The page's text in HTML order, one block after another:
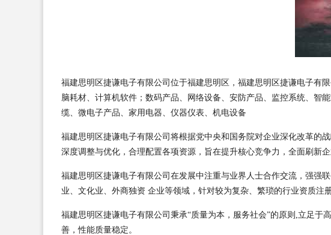
福建思明区捷谦电子有限公司位于福建思明区，福建思明区捷谦电子有
脑耗材、计算机软件；数码产品、网络设备、安防产品、监控系统、智
缆、微电子产品、家用电器、仪器仪表、机电设备
福建思明区捷谦电子有限公司将根据党中央和国务院对企业深化改革的
深度调整与优化，合理配置各项资源，旨在提升核心竞争力，全面刷新
福建思明区捷谦电子有限公司在发展中注重与业界人士合作交流，强强
业、文化业、外商独资 企业等领域，针对较为复杂、繁琐的行业资质注
福建思明区捷谦电子有限公司秉承“质量为本，服务社会”的原则,立足
善，性能质量稳定。